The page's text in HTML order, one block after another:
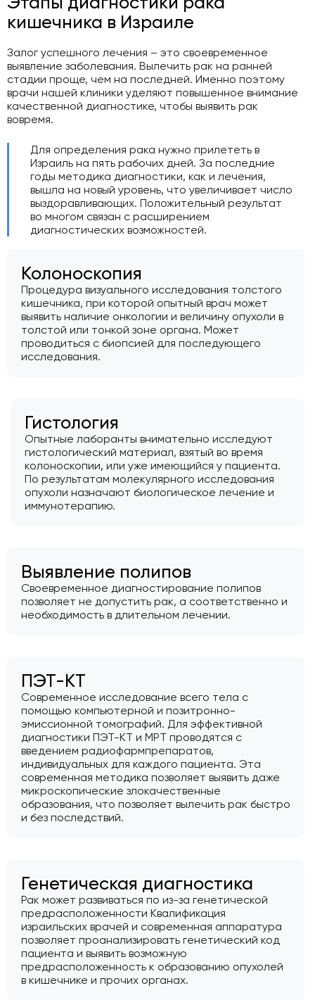
кишечника в Израиле
Залог успешного лечения – это своевременное
выявление заболевания. Вылечить рак на ранней
стадии проще, чем на последней. Именно поэтому
врачи нашей клиники уделяют повышенное внимание
качественной диагностике, чтобы выявить рак
вовремя.
Для определения рака нужно прилететь в
Израиль на пять рабочих дней. За последние
годы методика диагностики, как и лечения,
вышла на новый уровень, что увеличивает число
выздоравливающих. Положительный результат
во многом связан с расширением
диагностических возможностей.
Колоноскопия
Процедура визуального исследования толстого
кишечника, при которой опытный врач может
выявить наличие онкологии и величину опухоли в
толстой или тонкой зоне органа. Может
проводиться с биопсией для последующего
исследования.
Гистология
Опытные лаборанты внимательно исследуют
гистологический материал, взятый во время
колоноскопии, или уже имеющийся у пациента.
По результатам молекулярного исследования
опухоли назначают биологическое лечение и
иммунотерапию.
Выявление полипов
Своевременное диагностирование полипов
позволяет не допустить рак, а соответственно и
необходимость в длительном лечении.
ПЭТ-КТ
Современное исследование всего тела с
помощью компьютерной и позитронно-
эмиссионной томографий. Для эффективной
диагностики ПЭТ-КТ и МРТ проводятся с
введением радиофармпрепаратов,
индивидуальных для каждого пациента. Эта
современная методика позволяет выявить даже
микроскопические злокачественные
образования, что позволяет вылечить рак быстро
и без последствий.
Генетическая диагностика
Рак может развиваться по из-за генетической
предрасположенности Квалификация
израильских врачей и современная аппаратура
позволяет проанализировать генетический код
пациента и выявить возможную
предрасположенность к образованию опухолей
в кишечнике и прочих органах.